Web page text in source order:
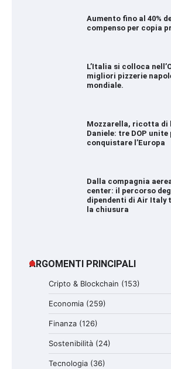
Aumento fino al 40%
compenso per copia
L’Italia si colloca
migliori pizzerie
mondiale.
Mozzarella, ricotta di
Daniele: tre DOP unite
conquistare l’Europa
Dalla compagnia
center: il percorso
dipendenti di Air Italy
la chiusura
ARGOMENTI PRINCIPALI
Cripto & Blockchain (153)
Economia (259)
Finanza (126)
Sostenibilità (24)
Tecnologia (36)